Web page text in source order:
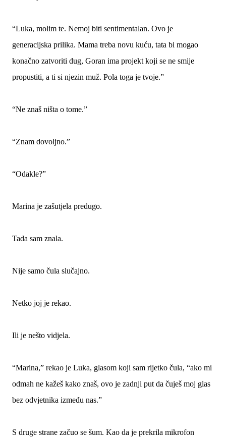
“Luka, molim te. Nemoj biti sentimentalan. Ovo je
generacijska prilika. Mama treba novu kuću, tata bi mogao
konačno zatvoriti dug, Goran ima projekt koji se ne smije
propustiti, a ti si njezin muž. Pola toga je tvoje.”
“Ne znaš ništa o tome.”
“Znam dovoljno.”
“Odakle?”
Marina je zašutjela predugo.
Tada sam znala.
Nije samo čula slučajno.
Netko joj je rekao.
Ili je nešto vidjela.
“Marina,” rekao je Luka, glasom koji sam rijetko čula, “ako mi
odmah ne kažeš kako znaš, ovo je zadnji put da čuješ moj glas
bez odvjetnika između nas.”
S druge strane začuo se šum. Kao da je prekrila mikrofon